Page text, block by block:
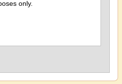
only.